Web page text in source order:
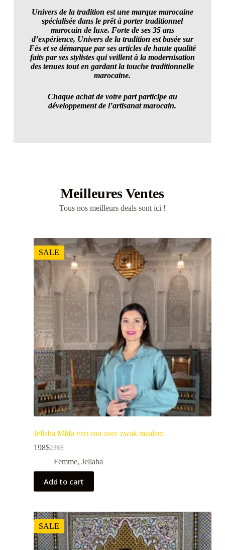
Univers de la tradition est une marque marocaine
spécialisée dans le prêt à porter traditionnel
marocain de luxe. Forte de ses 35 ans
d’expérience, Univers de la tradition est basée sur
Fès et se démarque par ses articles de haute qualité
faits par ses stylistes qui veillent à la modernisation
des tenues tout en gardant la touche traditionnelle
marocaine.
Chaque achat de votre part participe au
développement de l’artisanat marocain.
Meilleures Ventes
Tous nos meilleurs deals sont ici !
SALE
Jellaba Mlifa vert eau avec zwak maalem
238$
198$
Femme, Jellaba
Add to cart
SALE